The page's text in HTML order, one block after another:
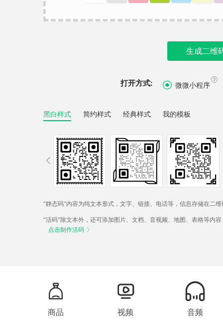
生成二维
打开方式:  微微小程序

黑白样式 简约样式 经典样式 我的模板

“静态码”内容为纯文本形式，文字、链接、电话等，信息存储在二
“活码”除文本外，还可添加图片、文档、音视频、地图、表格等内
点击制作活码 
商品 视频 音频